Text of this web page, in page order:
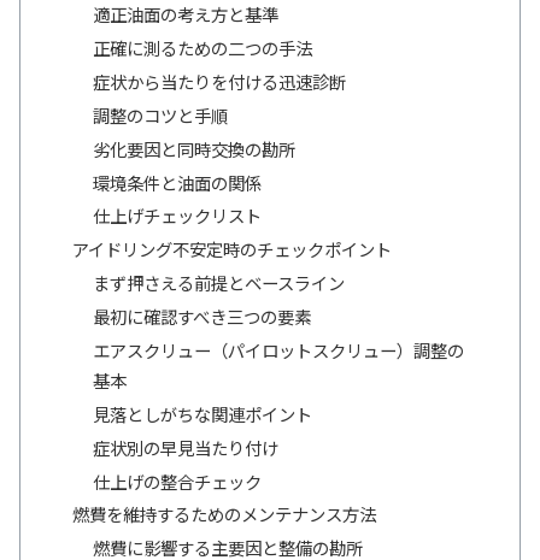
適正油面の考え方と基準
正確に測るための二つの手法
症状から当たりを付ける迅速診断
調整のコツと手順
劣化要因と同時交換の勘所
環境条件と油面の関係
仕上げチェックリスト
アイドリング不安定時のチェックポイント
まず押さえる前提とベースライン
最初に確認すべき三つの要素
エアスクリュー（パイロットスクリュー）調整の
基本
見落としがちな関連ポイント
症状別の早見当たり付け
仕上げの整合チェック
燃費を維持するためのメンテナンス方法
燃費に影響する主要因と整備の勘所